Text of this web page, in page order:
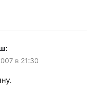
:
в 21:30